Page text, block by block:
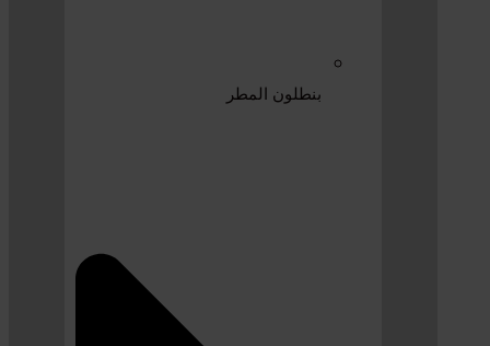
بنطلون المطر